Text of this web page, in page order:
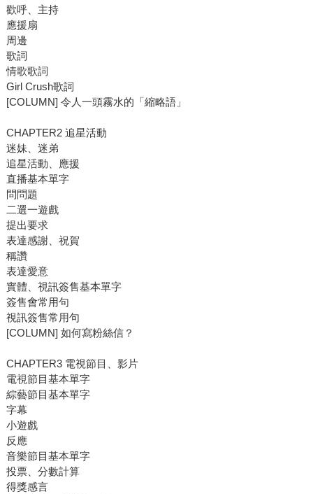
歡呼、主持
應援扇
周邊
歌詞
情歌歌詞
Girl Crush歌詞
[COLUMN] 令人一頭霧水的「縮略語」
CHAPTER2 追星活動
迷妹、迷弟
追星活動、應援
直播基本單字
問問題
二選一遊戲
提出要求
表達感謝、祝賀
稱讚
表達愛意
實體、視訊簽售基本單字
簽售會常用句
視訊簽售常用句
[COLUMN] 如何寫粉絲信？
CHAPTER3 電視節目、影片
電視節目基本單字
綜藝節目基本單字
字幕
小遊戲
反應
音樂節目基本單字
投票、分數計算
得獎感言